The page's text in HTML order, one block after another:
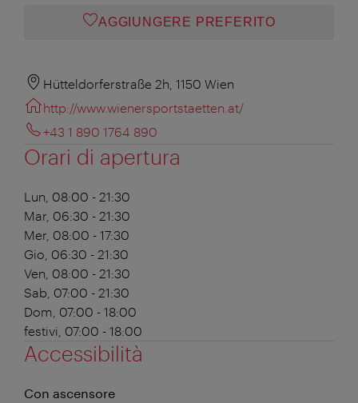
AGGIUNGERE PREFERITO
Hütteldorferstraße 2h, 1150 Wien
http://www.wienersportstaetten.at/
+43 1 890 1764 890
Orari di apertura
Lun, 08:00 - 21:30
Mar, 06:30 - 21:30
Mer, 08:00 - 17:30
Gio, 06:30 - 21:30
Ven, 08:00 - 21:30
Sab, 07:00 - 21:30
Dom, 07:00 - 18:00
festivi, 07:00 - 18:00
Accessibilità
Con ascensore